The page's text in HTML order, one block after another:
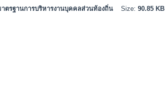
าตรฐานการบริหารงานบุคคลส่วนท้องถิ่นSize:90.85 KB